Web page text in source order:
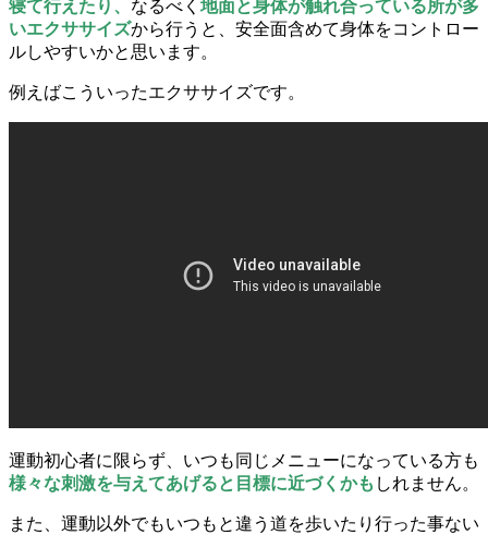
寝て行えたり 、 なるべく 地面と身体が触れ合っている所が多
いエクササイズから行うと、安全面含めて身体をコントロー
ルしやすいかと思います。
例えばこういったエクササイズです。
運動初心者に限らず、いつも同じメニューになっている方も
様々な刺激を与えてあげると目標に近づくかも しれません。
また、運動以外でもいつもと違う道を歩いたり行った事ない